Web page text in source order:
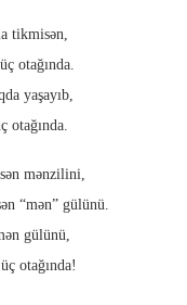
tikmisən,
otağında.
yaşayıb,
otağında.
mənzilini,
“mən” gülünü.
gülünü,
otağında!